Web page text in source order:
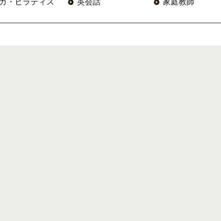
・ピラティス 英会話 家庭教師